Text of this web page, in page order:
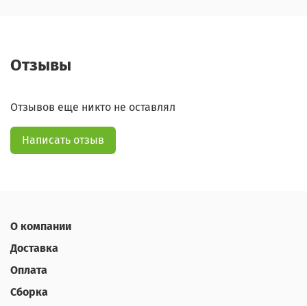
Отзывы
Отзывов еще никто не оставлял
Написать отзыв
О компании
Доставка
Оплата
Сборка